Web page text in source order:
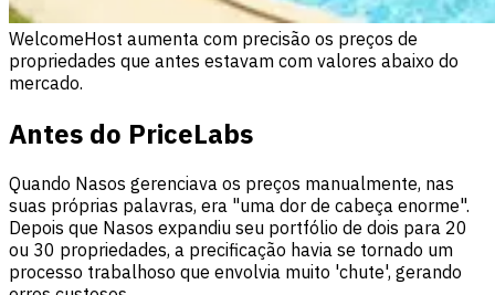
WelcomeHost aumenta com precisão os preços de
propriedades que antes estavam com valores abaixo do
mercado.
Antes do PriceLabs
Quando Nasos gerenciava os preços manualmente, nas
suas próprias palavras, era "uma dor de cabeça enorme".
Depois que Nasos expandiu seu portfólio de dois para 20
ou 30 propriedades, a precificação havia se tornado um
processo trabalhoso que envolvia muito 'chute', gerando